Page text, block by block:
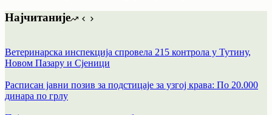
Најчитаније
Ветеринарска инспекција спровела 215 контрола у Тутину,
Новом Пазару и Сјеници
Расписан јавни позив за подстицаје за узгој крава: По 20.000
динара по грлу